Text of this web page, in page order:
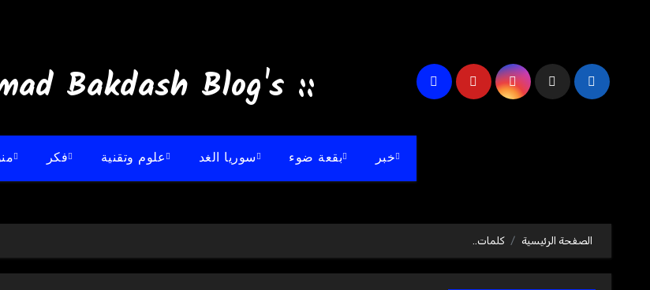
:: Ahmad Bakdash Blog's ::
خبر بقعة ضوء سوريا الغد علوم وتقنية فكر
الصفحة الرئيسية كلمات..